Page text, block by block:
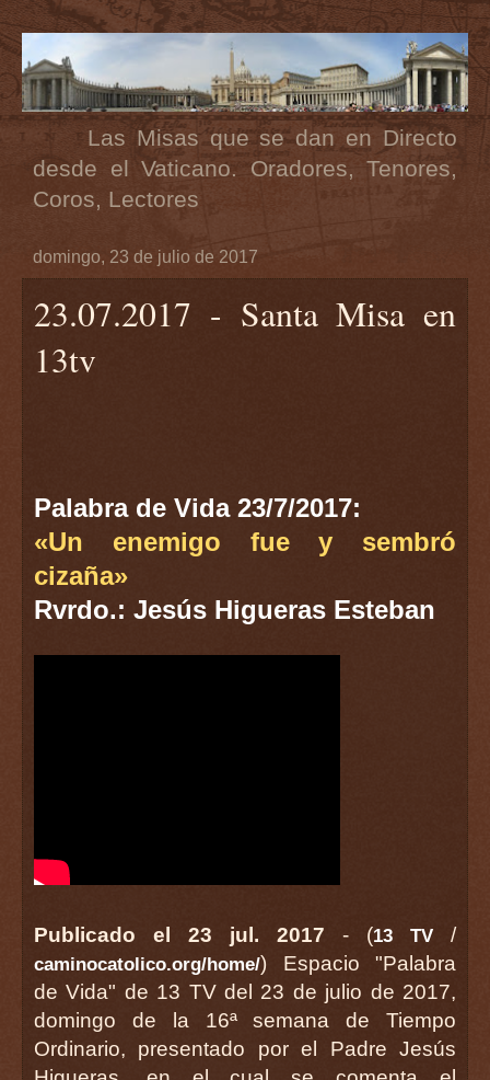
Las Misas que se dan en Directo
desde el Vaticano. Oradores, Tenores,
Coros, Lectores
domingo, 23 de julio de 2017
23.07.2017 - Santa Misa en
13tv
Palabra de Vida 23/7/2017:
«Un enemigo fue y sembró
cizaña»
Rvrdo.: Jesús Higueras Esteban
Publicado el 23 jul. 2017 - (13 TV /
caminocatolico.org/home/) Espacio "Palabra
de Vida" de 13 TV del 23 de julio de 2017,
domingo de la 16ª semana de Tiempo
Ordinario, presentado por el Padre Jesús